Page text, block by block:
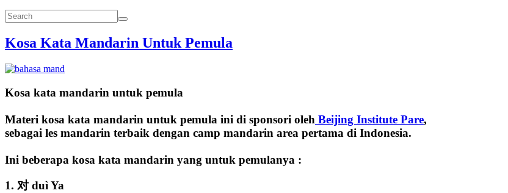
Kosa Kata Mandarin Untuk Pemula
Kosa kata mandarin untuk pemula
Materi kosa kata mandarin untuk pemula ini di sponsori oleh Beijing Institute Pare,
sebagai les mandarin terbaik dengan camp mandarin area pertama di Indonesia.
Ini beberapa kosa kata mandarin yang untuk pemulanya :
1. 对 duì Ya